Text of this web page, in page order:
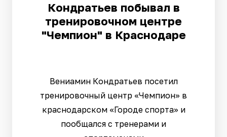
Кондратьев побывал в
тренировочном центре
"Чемпион" в Краснодаре
Вениамин Кондратьев посетил
тренировочный центр «Чемпион» в
краснодарском «Городе спорта» и
пообщался с тренерами и